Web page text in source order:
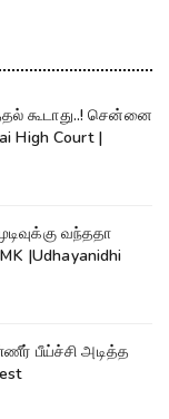
கூடாது..! சென்னை
High Court |
வந்ததா
|Udhayanidhi
பீய்ச்சி அடித்த